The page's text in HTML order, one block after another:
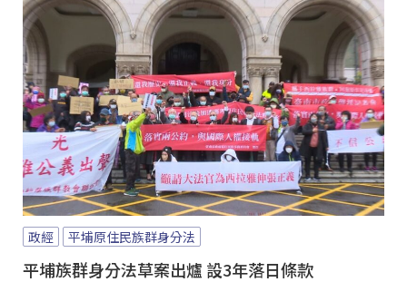
政經 平埔原住民族群身分法
平埔族群身分法草案出爐 設3年落日條款